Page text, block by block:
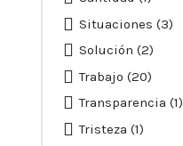
Situaciones (3)
Solución (2)
Trabajo (20)
Transparencia (1)
Tristeza (1)